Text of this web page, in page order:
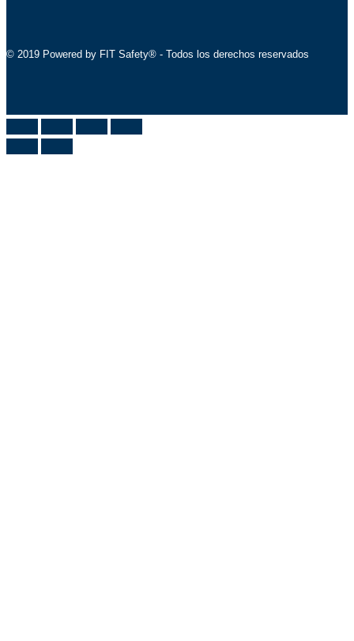
© 2019 Powered by FIT Safety® - Todos los derechos reservados